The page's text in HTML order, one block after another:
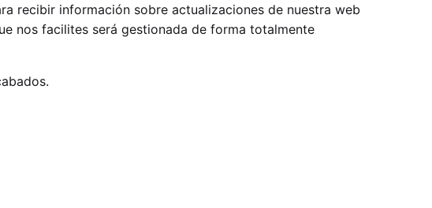
recibir información sobre actualizaciones de nuestra web
nos facilites será gestionada de forma totalmente